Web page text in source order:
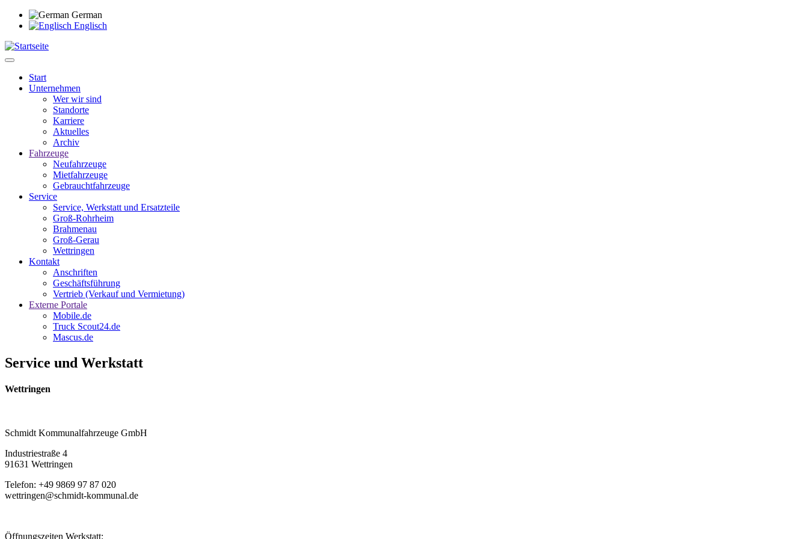
Direkt
zum
German
Englisch
Main
Start
Unternehmen
Wer wir sind
Standorte
Karriere
Aktuelles
Archiv
Fahrzeuge
Neufahrzeuge
Mietfahrzeuge
Gebrauchtfahrzeuge
Service
Service, Werkstatt und Ersatzteile
Groß-Rohrheim
Brahmenau
Groß-Gerau
Wettringen
Kontakt
Anschriften
Geschäftsführung
Vertrieb (Verkauf und Vermietung)
Externe Portale
Mobile.de
Truck Scout24.de
Mascus.de
Service und Werkstatt
Wettringen
Schmidt Kommunalfahrzeuge GmbH
Industriestraße 4
91631 Wettringen
Telefon: +49 9869 97 87 020
wettringen@schmidt-kommunal.de
Öffnungszeiten Werkstatt: